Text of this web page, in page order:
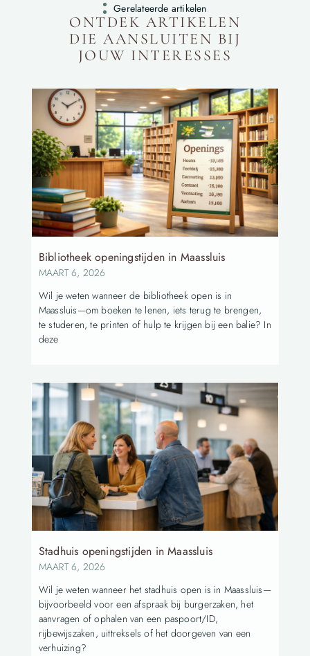
Gerelateerde artikelen
ONTDEK ARTIKELEN
DIE AANSLUITEN BIJ
JOUW INTERESSES
Bibliotheek openingstijden in Maassluis
MAART 6, 2026
Wil je weten wanneer de bibliotheek open is in
Maassluis—om boeken te lenen, iets terug te brengen,
te studeren, te printen of hulp te krijgen bij een balie? In
deze
Stadhuis openingstijden in Maassluis
MAART 6, 2026
Wil je weten wanneer het stadhuis open is in Maassluis—
bijvoorbeeld voor een afspraak bij burgerzaken, het
aanvragen of ophalen van een paspoort/ID,
rijbewijszaken, uittreksels of het doorgeven van een
verhuizing?